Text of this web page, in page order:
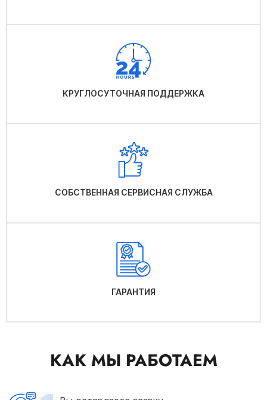
КРУГЛОСУТОЧНАЯ ПОДДЕРЖКА
СОБСТВЕННАЯ СЕРВИСНАЯ СЛУЖБА
ГАРАНТИЯ
КАК МЫ РАБОТАЕМ